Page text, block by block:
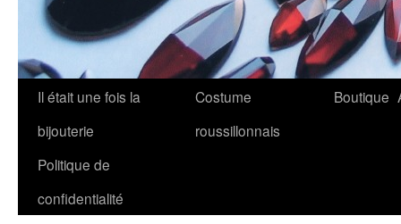
Il était une fois la
bijouterie
Costume
roussillonnais
Boutique
Politique de
confidentialité